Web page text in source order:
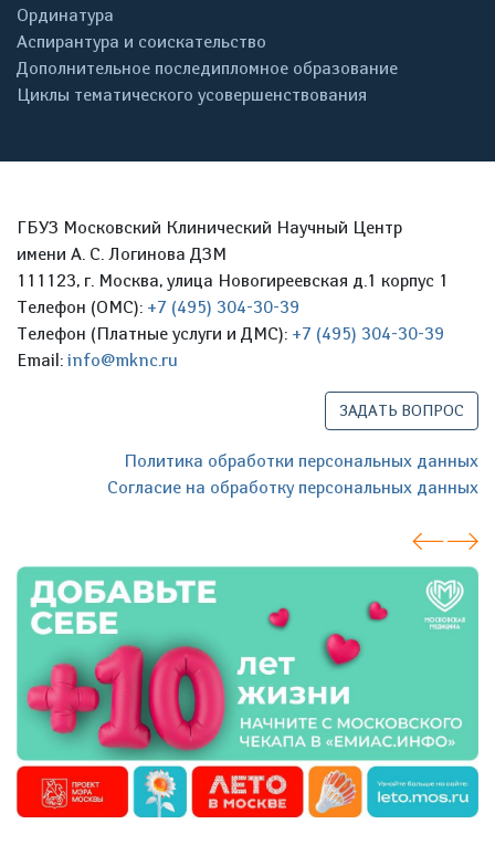
Ординатура
Аспирантура и соискательство
Дополнительное последипломное образование
Циклы тематического усовершенствования
ГБУЗ Московский Клинический Научный Центр
имени А. С. Логинова ДЗМ
111123, г. Москва, улица Новогиреевская д.1 корпус 1
Телефон (ОМС): +7 (495) 304-30-39
Телефон (Платные услуги и ДМС): +7 (495) 304-30-39
Email: info@mknc.ru
ЗАДАТЬ ВОПРОС
Политика обработки персональных данных
Согласие на обработку персональных данных